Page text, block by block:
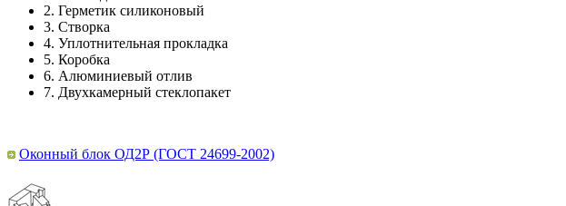
2. Герметик силиконовый
3. Створка
4. Уплотнительная прокладка
5. Коробка
6. Алюминиевый отлив
7. Двухкамерный стеклопакет
Оконный блок ОД2Р (ГОСТ 24699-2002)